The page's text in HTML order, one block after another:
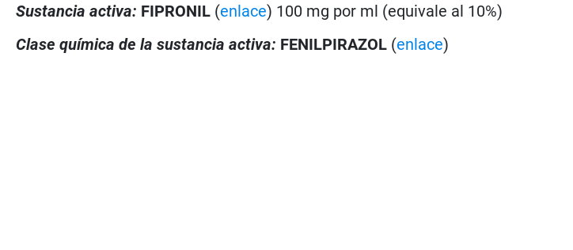
Sustancia activa: FIPRONIL (enlace) 100 mg por ml (equivale al 10%)
Clase química de la sustancia activa: FENILPIRAZOL (enlace)